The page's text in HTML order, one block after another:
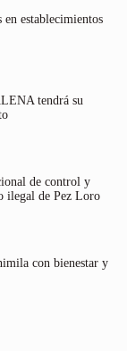
en establecimientos
tendrá su
de control y
ilegal de Pez Loro
con bienestar y